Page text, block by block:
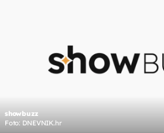
showbuzz
Foto: DNEVNIK.hr